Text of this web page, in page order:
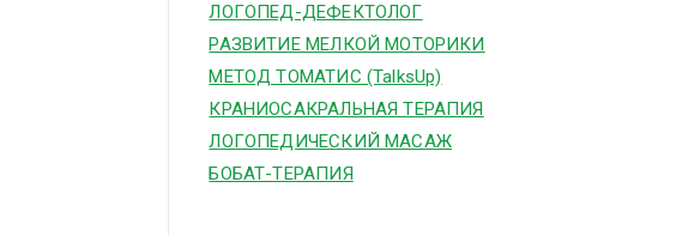
ЛОГОПЕД-ДЕФЕКТОЛОГ
РАЗВИТИЕ МЕЛКОЙ МОТОРИКИ
МЕТОД ТОМАТИС (TalksUp)
КРАНИОСАКРАЛЬНАЯ ТЕРАПИЯ
ЛОГОПЕДИЧЕСКИЙ МАСАЖ
БОБАТ-ТЕРАПИЯ